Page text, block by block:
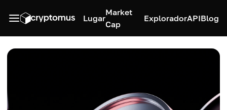
Lugar
Market
Cap
ExploradorAPIBlog